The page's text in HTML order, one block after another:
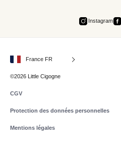
Instagram
France FR
©2026 Little Cigogne
CGV
Protection des données personnelles
Mentions légales